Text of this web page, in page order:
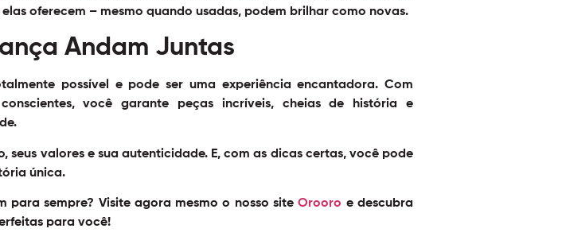
oferecem – mesmo quando usadas, podem brilhar como novas.
Andam Juntas
possível e pode ser uma experiência encantadora. Com
você garante peças incríveis, cheias de história e
seus valores e sua autenticidade. E, com as dicas certas, você pode
única.
para sempre? Visite agora mesmo o nosso siteOrooro e descubra
para você!